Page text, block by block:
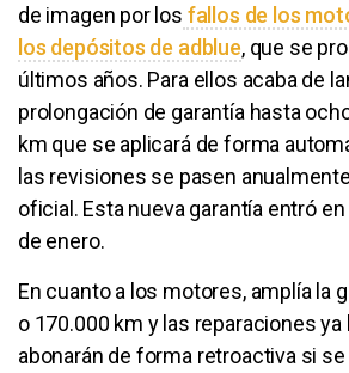
de imagen por los fallos de los
los depósitos de adblue, que se
últimos años. Para ellos acaba de
prolongación de garantía hasta
km que se aplicará de forma
las revisiones se pasen
oficial. Esta nueva garantía entró
de enero.
En cuanto a los motores, amplía la
o 170.000 km y las reparaciones
abonarán de forma retroactiva si